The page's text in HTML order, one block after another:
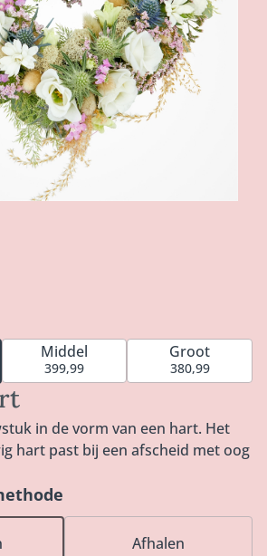
in de vorm van een hart. Het
hart past bij een afscheid met oog
bijzondere grassen en
rouwstuk hart is frivool en uniek
bloemen en de
van Eeuwig hart een
Middel
399,99
Groot
380,99
Afhalen